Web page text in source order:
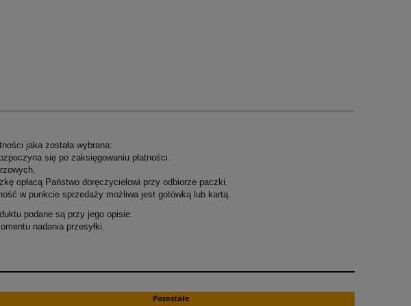
jaka została wybrana:
się po zaksięgowaniu płatności.
opłacą Państwo doręczycielowi przy odbiorze paczki.
w punkcie sprzedaży możliwa jest gotówką lub kartą.
podane są przy jego opisie.
nadania przesyłki.
Pozostałe